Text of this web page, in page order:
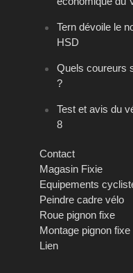
Tern dévoile le
HSD
Quels coureurs
?
Test et avis du
8
Contact
Magasin Fixie
Equipements
Peindre cadre vélo
Roue pignon fixe
Montage pignon fixe
Lien